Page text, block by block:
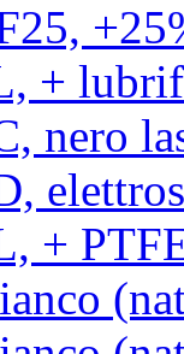
+
nero
+